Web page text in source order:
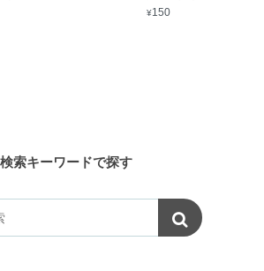
¥150
検索キーワードで探す